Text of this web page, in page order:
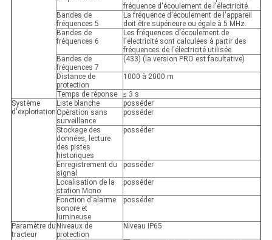
fréquence d'écoulement de l'électricité.
Bandes de
fréquences 5
La fréquence d'écoulement de l'appareil
doit être supérieure ou égale à 5 MHz.
Bandes de
fréquences 6
Les fréquences d'écoulement de
l'électricité sont calculées à partir des
fréquences de l'électricité utilisée.
Bandes de
fréquences 7
(433) (la version PRO est facultative)
Distance de
protection
1000 à 2000 m
Temps de réponse
≤ 3 s
Système
d'exploitation
Liste blanche
posséder
Opération sans
surveillance
posséder
Stockage des
données, lecture
des pistes
historiques
posséder
Enregistrement du
signal
posséder
Localisation de la
station Mono
posséder
Fonction d'alarme
sonore et
lumineuse
posséder
Paramètre du
tracteur
Niveaux de
protection
Niveau IP65